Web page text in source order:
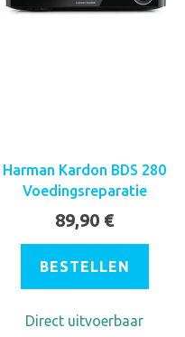
Harman Kardon BDS 280
Voedingsreparatie
89,90 €
BESTELLEN
Direct uitvoerbaar